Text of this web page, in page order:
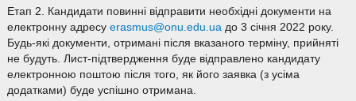
Етап 2. Кандидати повинні відправити необхідні документи на
електронну адресу erasmus@onu.edu.uaдо 3 січня 2022 року.
Будь-які документи, отримані після вказаного терміну, прийняті
не будуть. Лист-підтвердження буде відправлено кандидату
електронною поштою після того, як його заявка (з усіма
додатками) буде успішно отримана.